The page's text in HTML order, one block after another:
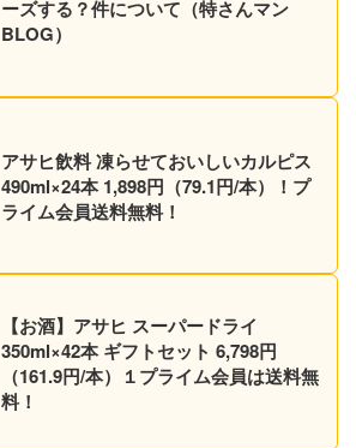
ーズする？件について（特さんマン
BLOG）
アサヒ飲料 凍らせておいしいカルピス
490ml×24本 1,898円（79.1円/本）！プ
ライム会員送料無料！
【お酒】アサヒ スーパードライ
350ml×42本 ギフトセット 6,798円
（161.9円/本）１プライム会員は送料無
料！